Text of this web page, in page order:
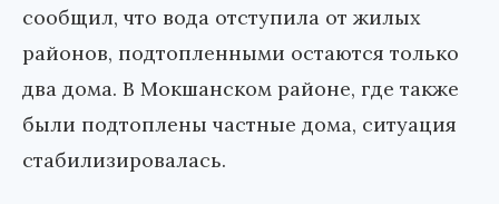
сообщил, что вода отступила от жилых
районов, подтопленными остаются только
два дома. В Мокшанском районе, где также
были подтоплены частные дома, ситуация
стабилизировалась.